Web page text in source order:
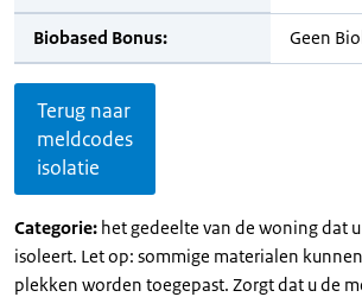
Biobased Bonus: Geen
Terug naar
meldcodes
isolatie
Categorie: het gedeelte van de woning dat
isoleert. Let op: sommige materialen
plekken worden toegepast. Zorgt dat u de